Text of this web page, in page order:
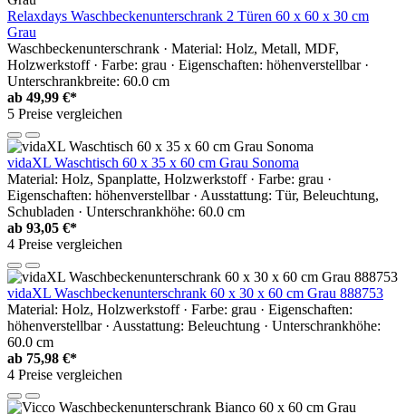
Relaxdays Waschbeckenunterschrank 2 Türen 60 x 60 x 30 cm
Grau
Waschbeckenunterschrank · Material: Holz, Metall, MDF,
Holzwerkstoff · Farbe: grau · Eigenschaften: höhenverstellbar ·
Unterschrankbreite: 60.0 cm
ab 49,99 €*
5 Preise vergleichen
vidaXL Waschtisch 60 x 35 x 60 cm Grau Sonoma
Material: Holz, Spanplatte, Holzwerkstoff · Farbe: grau ·
Eigenschaften: höhenverstellbar · Ausstattung: Tür, Beleuchtung,
Schubladen · Unterschrankhöhe: 60.0 cm
ab 93,05 €*
4 Preise vergleichen
vidaXL Waschbeckenunterschrank 60 x 30 x 60 cm Grau 888753
Material: Holz, Holzwerkstoff · Farbe: grau · Eigenschaften:
höhenverstellbar · Ausstattung: Beleuchtung · Unterschrankhöhe:
60.0 cm
ab 75,98 €*
4 Preise vergleichen